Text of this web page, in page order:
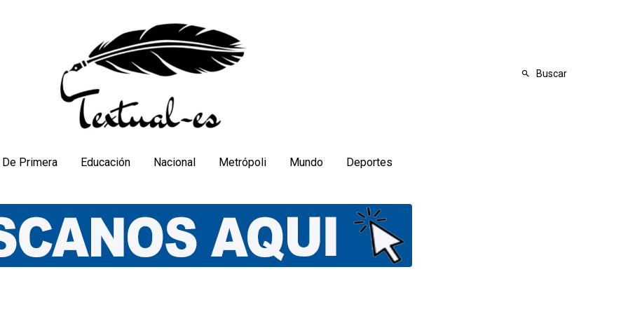
Buscar
De Primera Educación Nacional Metrópoli Mundo Deportes